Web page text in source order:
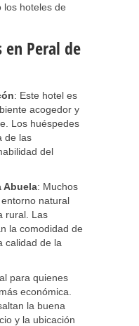
los hoteles de
en Peral de
: Este hotel es
acogedor y
Los huéspedes
de las
del
Abuela: Muchos
natural
rural. Las
la comodidad de
calidad de la
para quienes
económica.
la buena
y la ubicación